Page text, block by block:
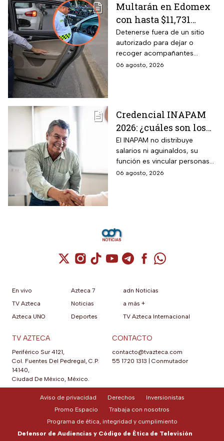
Multarán en Edomex
con hasta $11,731
pesos a todos los
conductores que
realicen esta práctica
tan común para subir
Detenerse fuera de un sitio
autorizado para dejar o
recoger acompañantes
puede salir carísimo en
del Reglamento de Tránsito
estatal mexiquense.
06 agosto, 2026
Credencial INAPAM
2026: ¿cuáles son los
requisitos para
tramitarla gratis y
cómo acceder a un
empleo de $9,582 al
El INAPAM no distribuye
salarios ni aguinaldos, su
función es vincular personas
con ofertas laborales, quienes
06 agosto, 2026
Cuenta de X / Twitter (se abre en una
Cuenta de Instagram (se abre en una
Cuenta de TikTok (se abre en
Cuenta de YouTube (se abre
Cuenta de Telegram (se
Cuenta de
Cuenta de
En vivo
TV Azteca
Azteca UNO
Azteca 7
Noticias
Deportes
adn Noticias
a más +
TV Azteca Internacional
TV AZTECA
Periférico Sur 4121,
Col. Fuentes Del Pedregal, C.P.
14140,
Ciudad De México, México.
CONTACTO
contacto@tvazteca.com
55 1720 1313
Conmutador
Aviso de privacidad Derechos
Inversionistas
Promo Espacio
Trabaja con nosotros
Programa de ética, integridad y cumplimiento
Defensor de Audiencias y Código de Ética de Televisión